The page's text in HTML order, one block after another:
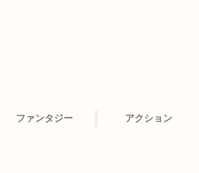
ファンタジー アクション